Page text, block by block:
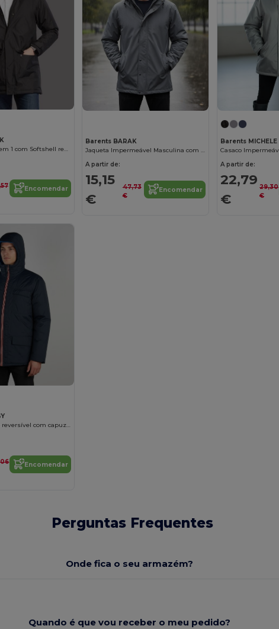
Morok / Parka 3 em 1 com Softshell removível
Encomendar
Barents BARAK
Jaqueta Impermeável Masculina com Forro Acolchoado
A partir de:
15,15
€
47,73
€
Encomendar
Barents MICHELE
A partir de:
22,79
€
29,30
€
Jaqueta unissex reversível com capuz e zíper contrastado
Encomendar
Perguntas Frequentes
Onde fica o seu armazém?
Quando é que vou receber o meu pedido?